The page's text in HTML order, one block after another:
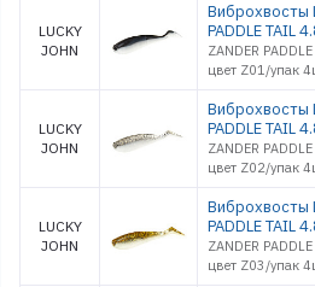
LUCKY
JOHN
Виброхвосты
PADDLE TAIL
ZANDER
цвет Z01/упак
LUCKY
JOHN
Виброхвосты
PADDLE TAIL
ZANDER
цвет Z02/упак
LUCKY
JOHN
Виброхвосты
PADDLE TAIL
ZANDER
цвет Z03/упак